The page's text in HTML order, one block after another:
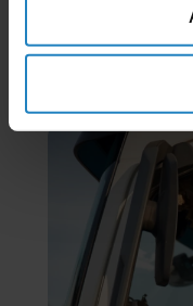
Nuvrachtwagen. Ben jij
Meld